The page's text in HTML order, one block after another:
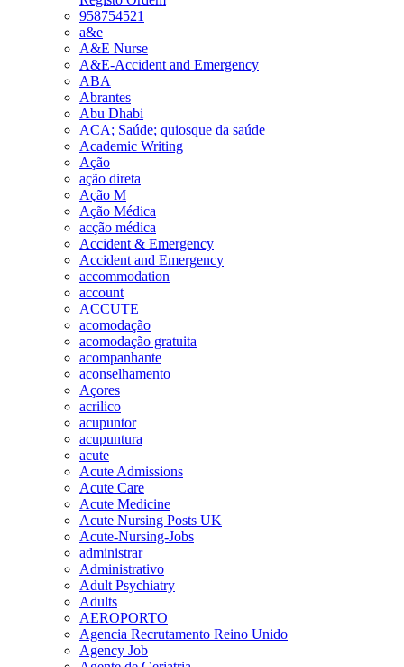
958754521
a&e
A&E Nurse
A&E-Accident and Emergency
ABA
Abrantes
Abu Dhabi
ACA; Saúde; quiosque da saúde
Academic Writing
Ação
ação direta
Ação M
Ação Médica
acção médica
Accident & Emergency
Accident and Emergency
accommodation
account
ACCUTE
acomodação
acomodação gratuita
acompanhante
aconselhamento
Açores
acrilico
acupuntor
acupuntura
acute
Acute Admissions
Acute Care
Acute Medicine
Acute Nursing Posts UK
Acute-Nursing-Jobs
administrar
Administrativo
Adult Psychiatry
Adults
AEROPORTO
Agencia Recrutamento Reino Unido
Agency Job